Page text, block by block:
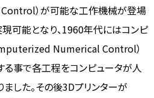
）が可能な工作機械が登場
可能となり、1960年代にはコンピ
Numerical Control）
事で各工程をコンピュータが人
した。その後3Dプリンターが